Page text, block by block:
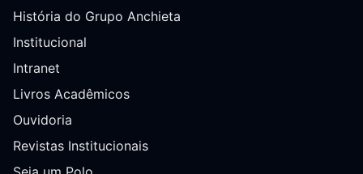
História do Grupo Anchieta
Institucional
Intranet
Livros Acadêmicos
Ouvidoria
Revistas Institucionais